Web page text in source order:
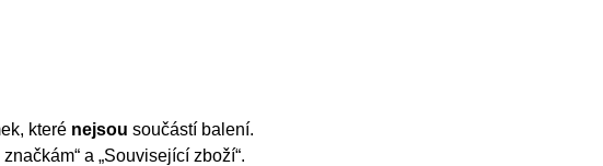
které nejsou součástí balení.
a „Související zboží“.